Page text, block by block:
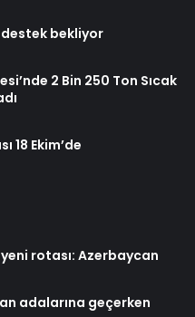
destek bekliyor
2 Bin 250 Ton Sıcak
18 Ekim’de
rotası: Azerbaycan
adalarına geçerken